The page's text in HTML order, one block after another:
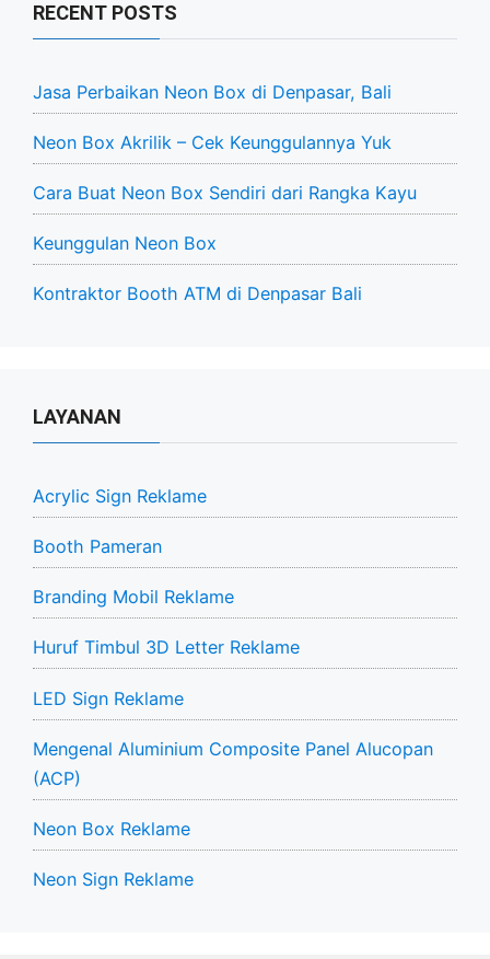
RECENT POSTS
Jasa Perbaikan Neon Box di Denpasar, Bali
Neon Box Akrilik – Cek Keunggulannya Yuk
Cara Buat Neon Box Sendiri dari Rangka Kayu
Keunggulan Neon Box
Kontraktor Booth ATM di Denpasar Bali
LAYANAN
Acrylic Sign Reklame
Booth Pameran
Branding Mobil Reklame
Huruf Timbul 3D Letter Reklame
LED Sign Reklame
Mengenal Aluminium Composite Panel Alucopan
(ACP)
Neon Box Reklame
Neon Sign Reklame